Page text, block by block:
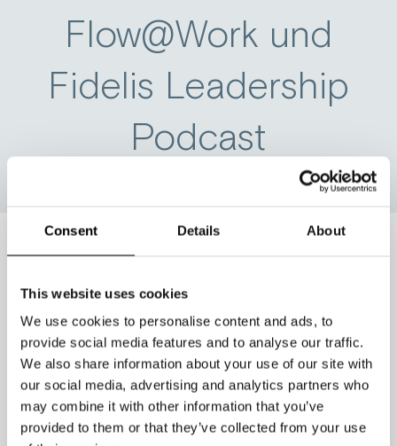
Consent Details About
This website uses cookies
We use cookies to personalise content and ads, to
provide social media features and to analyse our traffic.
We also share information about your use of our site with
our social media, advertising and analytics partners who
may combine it with other information that you’ve
provided to them or that they’ve collected from your use
Flow@Work und
Fidelis Leadership
Podcast
die Tiefe zu gehenFlow@Work
Wenn Sie schon immer wissen wollten,
wie Sie Ihren Alltag gehirngerecht
gestalten und Ihre Arbeitsweise durch